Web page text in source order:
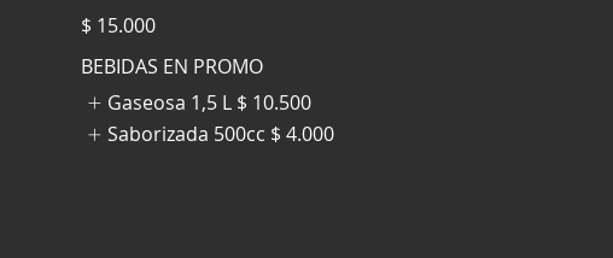
$ 15.000
BEBIDAS EN PROMO
Gaseosa 1,5 L $ 10.500
Saborizada 500cc $ 4.000